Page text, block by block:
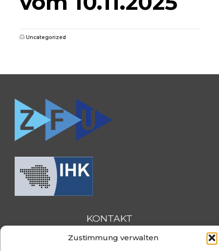
Zustimmung verwalten
Uncategorized
KONTAKT